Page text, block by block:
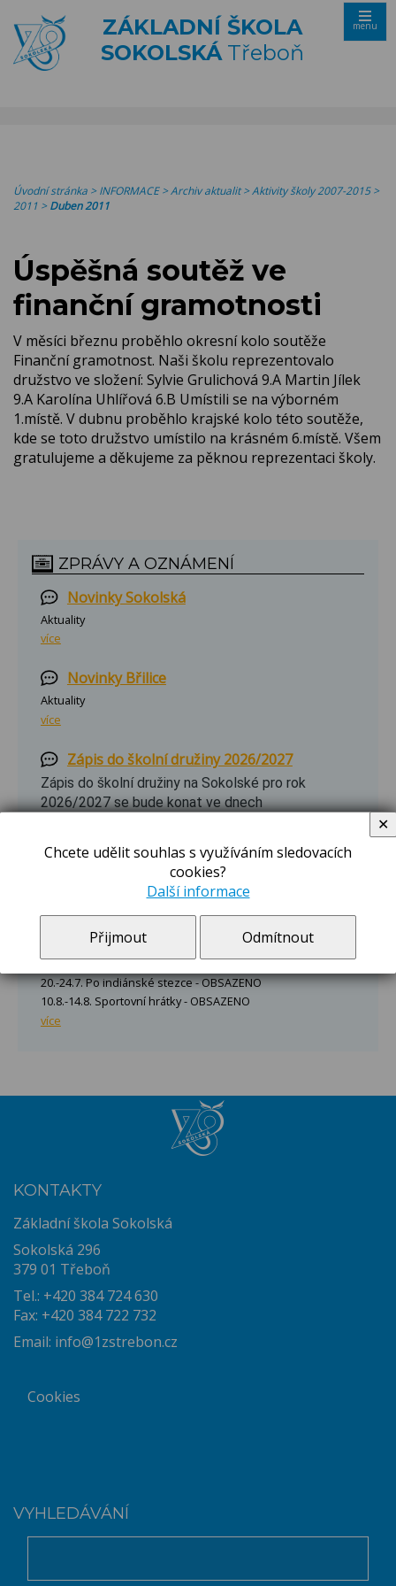
ZÁKLADNÍ ŠKOLA
SOKOLSKÁTřeboň
menu
Úvodní stránka >INFORMACE>Archiv aktualit>Aktivity školy 2007-2015>
2011 >Duben 2011
Úspěšná soutěž ve
finanční gramotnosti
V měsíci březnu proběhlo okresní kolo soutěže
Finanční gramotnost. Naši školu reprezentovalo
družstvo ve složení: Sylvie Grulichová 9.A Martin Jílek
9.A Karolína Uhlířová 6.B Umístili se na výborném
1.místě. V dubnu proběhlo krajské kolo této soutěže,
kde se toto družstvo umístilo na krásném 6.místě. Všem
gratulujeme a děkujeme za pěknou reprezentaci školy.
ZPRÁVY A OZNÁMENÍ
Novinky Sokolská
Aktuality
více
Novinky Břilice
Aktuality
více
Zápis do školní družiny 2026/2027
Zápis do školní družiny na Sokolské pro rok
2026/2027 se bude konat ve dnech
Zápisový lístek najdete po rozkliknutí.
Letní hrátky 2026
29.6.-3.7. Honzíkova cesta - OBSAZENO
13.-17.7. Survivor - OBSAZENO
20.-24.7. Po indiánské stezce - OBSAZENO
10.8.-14.8. Sportovní hrátky - OBSAZENO
více
KONTAKTY
Základní škola Sokolská
Sokolská 296
379 01 Třeboň
Tel.: +420 384 724 630
Fax: +420 384 722 732
Email: info@1zstrebon.cz
Cookies
VYHLEDÁVÁNÍ
Chcete udělit souhlas s využíváním sledovacích
cookies?
Další informace
Přijmout Odmítnout
✕